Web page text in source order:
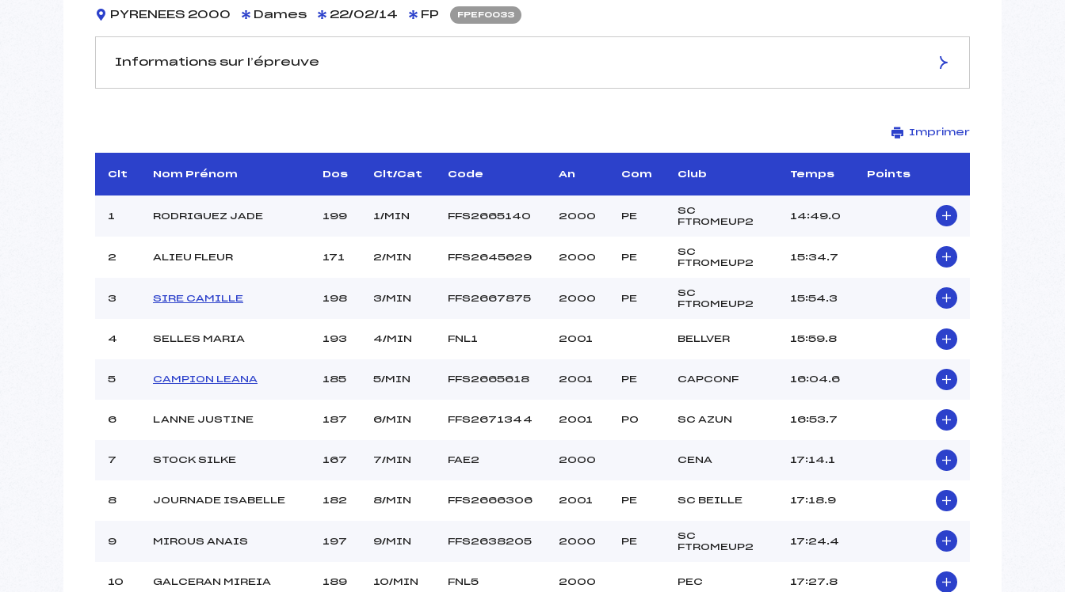
PYRENEES 2000 Dames 22/02/14 FP FPEF0033
Informations sur l’épreuve
D.T Adjoint :
–
Dir. Epreuve :
BEGUE ANDRE (PE)
Site de Replis
Distance :
5 km
Point Haut :
Pénalité appliquée :
–
Imprimer
Clt Nom Prénom Dos Clt/Cat Code An Com Club Temps Points
1 RODRIGUEZ JADE 199 1/MIN FFS2665140 2000 PE
SC
FTROMEUP2
14:49.0
2 ALIEU FLEUR 171 2/MIN FFS2645629 2000 PE
SC
FTROMEUP2
15:34.7
3 SIRE CAMILLE 198 3/MIN FFS2667875 2000 PE
SC
FTROMEUP2
15:54.3
4 SELLES MARIA 193 4/MIN FNL1 2001 BELLVER 15:59.8
5 CAMPION LEANA 185 5/MIN FFS2665618 2001 PE CAPCONF 16:04.6
6 LANNE JUSTINE 187 6/MIN FFS2671344 2001 PO SC AZUN 16:53.7
7 STOCK SILKE 167 7/MIN FAE2 2000 CENA 17:14.1
8 JOURNADE ISABELLE 182 8/MIN FFS2666306 2001 PE SC BEILLE 17:18.9
9 MIROUS ANAIS 197 9/MIN FFS2638205 2000 PE
SC
FTROMEUP2
17:24.4
10 GALCERAN MIREIA 189 10/MIN FNL5 2000 PEC 17:27.8